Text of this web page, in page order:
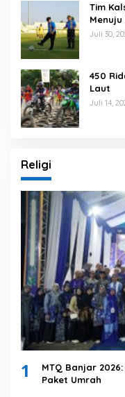
Tim
Juli 30,
450
Laut
Juli 14,
Religi
1
MTQ Banjar
Paket Umrah